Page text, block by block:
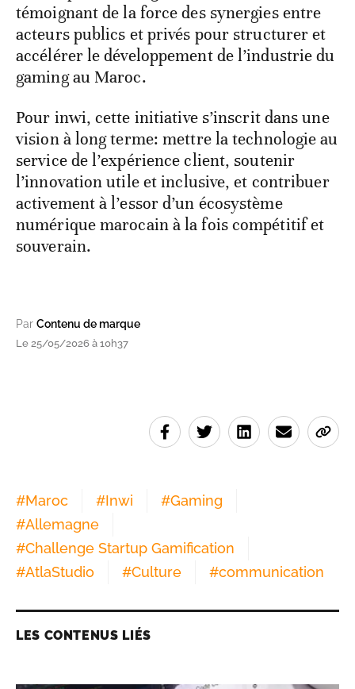
témoignant de la force des synergies entre
acteurs publics et privés pour structurer et
accélérer le développement de l’industrie du
gaming au Maroc.
Pour inwi, cette initiative s’inscrit dans une
vision à long terme: mettre la technologie au
service de l’expérience client, soutenir
l’innovation utile et inclusive, et contribuer
activement à l’essor d’un écosystème
numérique marocain à la fois compétitif et
souverain.
Par Contenu de marque
Le 25/05/2026 à 10h37
#Maroc #Inwi #Gaming
#Allemagne
#Challenge Startup Gamification
#AtlaStudio #Culture #communication
LES CONTENUS LIÉS